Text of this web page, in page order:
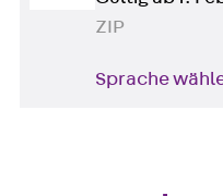
ZIP
Sprache